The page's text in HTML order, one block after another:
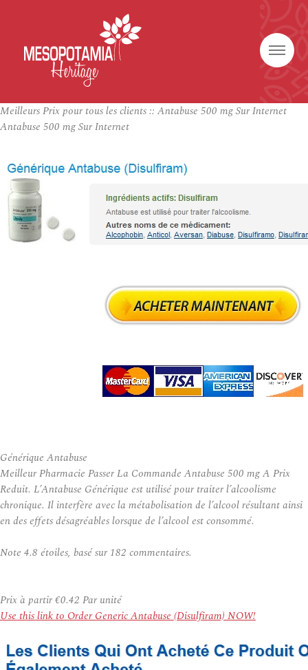
Meilleurs Prix pour tous les clients :: Antabuse 500 mg Sur Internet
Antabuse 500 mg Sur Internet
Générique Antabuse
Meilleur Pharmacie Passer La Commande Antabuse 500 mg A Prix
Reduit. L’Antabuse Générique est utilisé pour traiter l’alcoolisme
chronique. Il interfère avec la métabolisation de l’alcool résultant ainsi
en des effets désagréables lorsque de l’alcool est consommé.
Note 4.8 étoiles, basé sur 182 commentaires.
Prix à partir€0.42 Par unité
Use this link to Order Generic Antabuse (Disulfiram) NOW!